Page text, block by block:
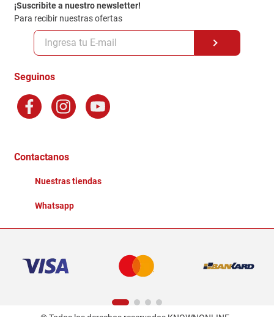
Politica de Privacidad
Políticas y condiciones GiftCard
Formas de Pago
Terminos y Condiciones
Factura Electronica
Ganadores - Promociones
¡Suscribite a nuestro newsletter!
Para recibir nuestras ofertas
Seguinos
Contactanos
Nuestras tiendas
Whatsapp